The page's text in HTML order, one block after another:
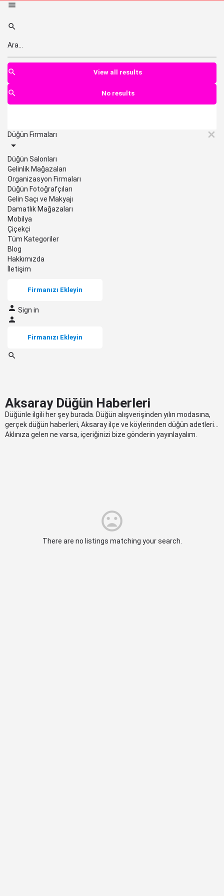
View all results
No results
Düğün Firmaları
Düğün Salonları
Gelinlik Mağazaları
Organizasyon Firmaları
Düğün Fotoğrafçıları
Gelin Saçı ve Makyajı
Damatlık Mağazaları
Mobilya
Çiçekçi
Tüm Kategoriler
Blog
Hakkımızda
İletişim
Firmanızı Ekleyin
Sign in
Firmanızı Ekleyin
Aksaray Düğün Haberleri
Düğünle ilgili her şey burada. Düğün alışverişinden yılın modasına,
gerçek düğün haberleri, Aksaray ilçe ve köylerinden düğün adetleri…
Aklınıza gelen ne varsa, içeriğinizi bize gönderin yayınlayalım.
There are no listings matching your search.